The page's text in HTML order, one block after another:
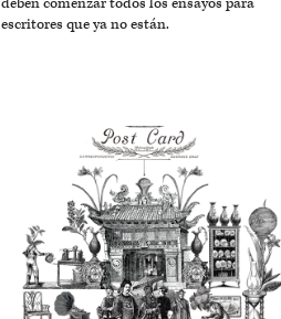
escritores que ya no están.